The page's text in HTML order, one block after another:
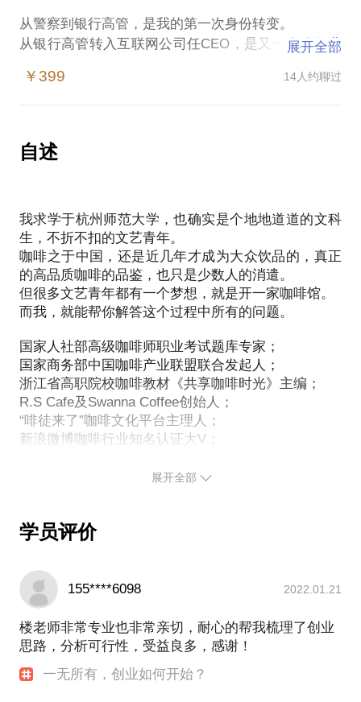
开点之处就已经预算，咖啡馆就是一个社交平台，咖
啡就是一种社交媒介，无论你+什么，都离不开这个
属性。
着玩，还是希望必须赚钱。
划开，我一定可以全程辅导，协助你完成梦想。
我可以协助你
咖啡馆选址、定位、装修设计；
咖啡馆内部管理、营销策划；
世界各地精品咖啡豆烘焙及专业供应；
西点，巧克力，西餐，红酒等相关专业咨询辅导。
新浪微博行业认证大V@楼波音
国家人社部高级咖啡师职业考试题库专家
浙江省大学生创业导师（咖啡行业全省唯一）
浙江省高职院校咖啡教材主审
http://weibo.com/u/2635563400?
topnav=1&wvr=6&topsug=1&is_all=1
诗夏精品咖啡品牌创始人
从警察到银行高管，是我的第一次身份转变。
从银行高管转入互联网公司任CEO，是又一个跨行业
从互联网公司转回传统的餐饮服务行业，成为一个咖
创业更有意义。
如何开始？我可以告诉你我是如何做到的。
如果你有困惑?让我帮助你。
展开全部
￥399 14人约聊过
自述
我求学于杭州师范大学，也确实是个地地道道的文科
生，不折不扣的文艺青年。
咖啡之于中国，还是近几年才成为大众饮品的，真正
的高品质咖啡的品鉴，也只是少数人的消遣。
但很多文艺青年都有一个梦想，就是开一家咖啡馆。
而我，就能帮你解答这个过程中所有的问题。
国家人社部高级咖啡师职业考试题库专家；
国家商务部中国咖啡产业联盟联合发起人；
浙江省高职院校咖啡教材《共享咖啡时光》主编；
R.S Cafe及Swanna Coffee创始人；
“啡徒来了”咖啡文化平台主理人；
新浪微博咖啡行业知名认证大V；
杭州市咖啡西餐行业协会连续三届秘书长；
人同品”牙买加蓝山大世界吉尼斯纪录策划人；
－传送门－
微博：蓝山咖啡第一人
展开全部
学员评价
155****6098 2022.01.21
楼老师非常专业也非常亲切，耐心的帮我梳理了创业
思路，分析可行性，受益良多，感谢！
一无所有，创业如何开始？